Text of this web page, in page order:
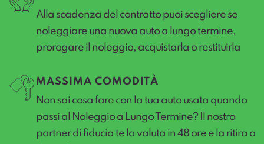
Alla scadenza del contratto puoi scegliere se
noleggiare una nuova auto a lungo termine,
prorogare il noleggio, acquistarla o restituirla
MASSIMA COMODITÀ
Non sai cosa fare con la tua auto usata quando
passi al Noleggio a Lungo Termine? Il nostro
partner di fiducia te la valuta in 48 ore e la ritira a